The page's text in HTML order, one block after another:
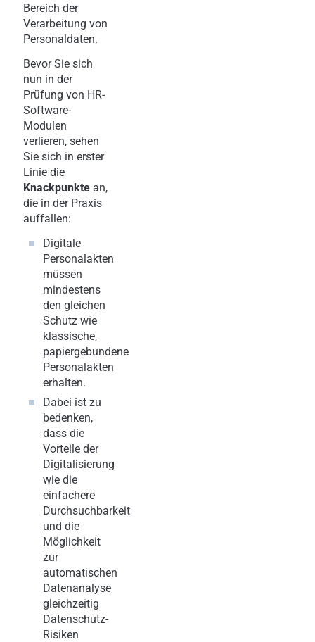
Bereich der
Verarbeitung von
Personaldaten.
Bevor Sie sich
nun in der
Prüfung von HR-
Software-
Modulen
verlieren, sehen
Sie sich in erster
Linie die
Knackpunkte an,
die in der Praxis
auffallen:
Digitale
Personalakten
müssen
mindestens
den gleichen
Schutz wie
klassische,
papiergebundene
Personalakten
erhalten.
Dabei ist zu
bedenken,
dass die
Vorteile der
Digitalisierung
wie die
einfachere
Durchsuchbarkeit
und die
Möglichkeit
zur
automatischen
Datenanalyse
gleichzeitig
Datenschutz-
Risiken